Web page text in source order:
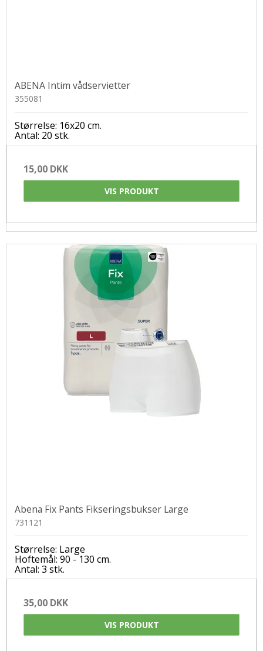
ABENA Intim vådservietter
355081
Størrelse: 16x20 cm.
Antal: 20 stk.
15,00 DKK
VIS PRODUKT
Abena Fix Pants Fikseringsbukser Large
731121
Størrelse: Large
Hoftemål: 90 - 130 cm.
Antal: 3 stk.
35,00 DKK
VIS PRODUKT